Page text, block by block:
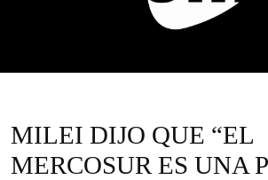
MILEI DIJO QUE “EL
MERCOSUR ES UNA